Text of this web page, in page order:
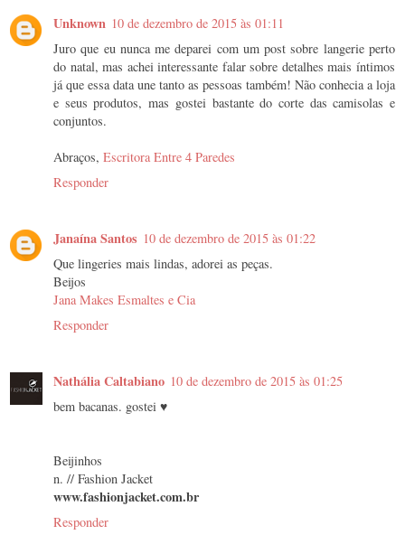
Unknown 10 de dezembro de 2015 às 01:11
Juro que eu nunca me deparei com um post sobre langerie perto
do natal, mas achei interessante falar sobre detalhes mais íntimos
já que essa data une tanto as pessoas também! Não conhecia a loja
e seus produtos, mas gostei bastante do corte das camisolas e
conjuntos.
Abraços, Escritora Entre 4 Paredes
Responder
Janaína Santos 10 de dezembro de 2015 às 01:22
Que lingeries mais lindas, adorei as peças.
Beijos
Jana Makes Esmaltes e Cia
Responder
Nathália Caltabiano 10 de dezembro de 2015 às 01:25
bem bacanas. gostei ♥
Beijinhos
n. // Fashion Jacket
www.fashionjacket.com.br
Responder